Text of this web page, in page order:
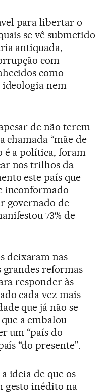
para libertar o
se vê submetido
antiquada,
com
como
nem
de não terem
chamada “mãe de
é a política, foram
nos trilhos da
este país que
inconformado
governado de
73% de
deixaram nas
grandes reformas
responder às
cada vez mais
que já não se
a embalou
um “país do
“do presente”.
ideia de que os
gesto inédito na